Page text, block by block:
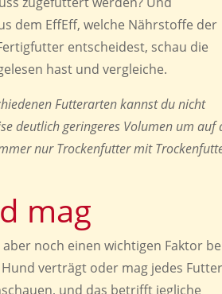
dem EffEff, welche Nährstoffe der
entscheidest, schau die
hast und vergleiche.
Futterarten kannst du nicht
deutlich geringeres Volumen um auf
nur Trockenfutter mit
mag
noch einen wichtigen Faktor
verträgt oder mag jedes
und das betrifft jegliche